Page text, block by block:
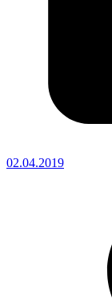
02.04.2019